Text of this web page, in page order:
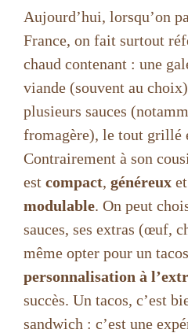
Aujourd’hui, lorsqu’on
France, on fait surtout
chaud contenant : une
viande (souvent au
plusieurs sauces
fromagère), le tout grillé
Contrairement à son
est compact, généreux
modulable. On peut
sauces, ses extras (œuf,
même opter pour un
personnalisation à
succès. Un tacos, c’est
sandwich : c’est une